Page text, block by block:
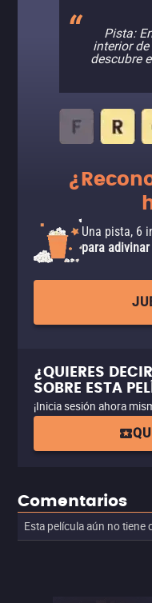
Pista:
interior de
descubre
Una pista, 6
para adivinar
¿QUIERES
SOBRE ESTA
¡Inicia sesión ahora
Comentarios
Esta película aún no tiene